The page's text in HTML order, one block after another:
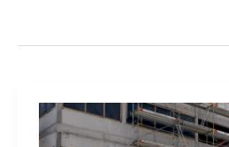
Richtfest
für